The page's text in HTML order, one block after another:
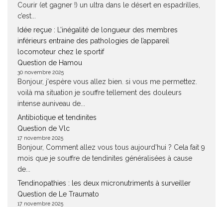
Courir (et gagner !) un ultra dans le désert en espadrilles,
c’est...
Idée reçue : L’inégalité de longueur des membres
inférieurs entraine des pathologies de l’appareil
locomoteur chez le sportif
Question de Hamou
30 novembre 2025
Bonjour, j'espère vous allez bien. si vous me permettez.
voilà ma situation je souffre tellement des douleurs
intense auniveau de...
Antibiotique et tendinites
Question de Vlc
17 novembre 2025
Bonjour, Comment allez vous tous aujourd'hui ? Cela fait 9
mois que je souffre de tendinites généralisées à cause
de...
Tendinopathies : les deux micronutriments à surveiller
Question de Le Traumato
17 novembre 2025